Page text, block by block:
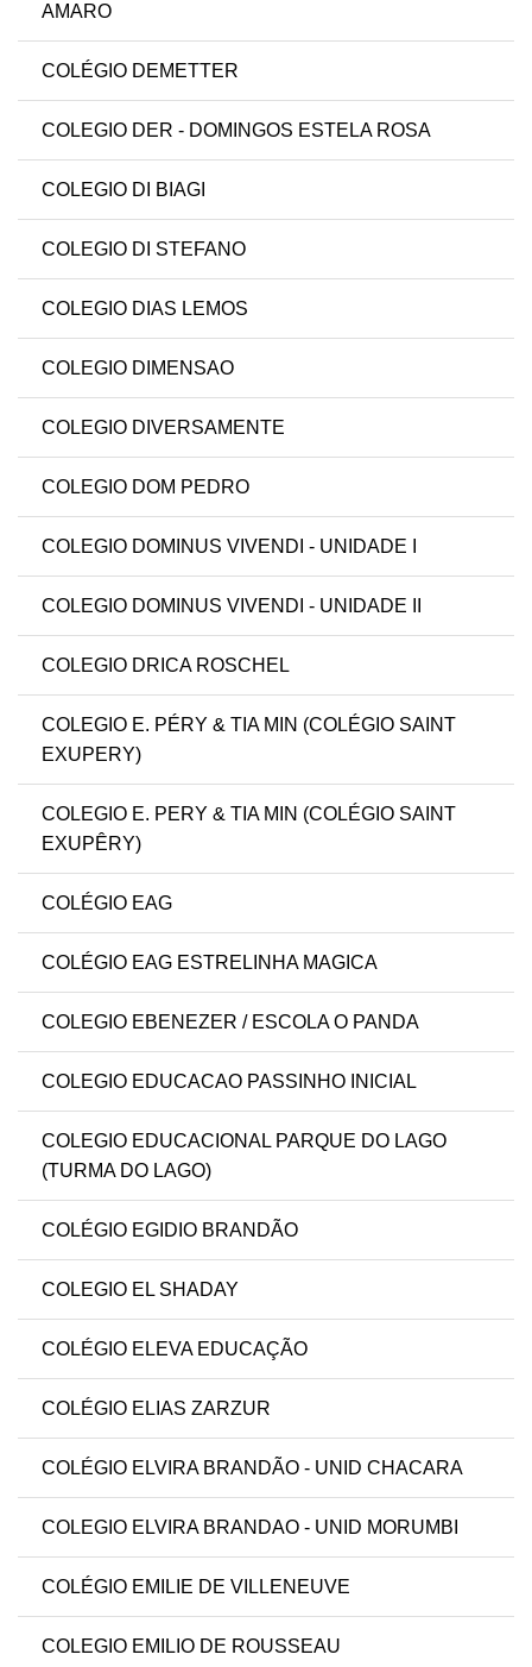
AMARO
COLÉGIO DEMETTER
COLEGIO DER - DOMINGOS ESTELA ROSA
COLEGIO DI BIAGI
COLEGIO DI STEFANO
COLEGIO DIAS LEMOS
COLEGIO DIMENSAO
COLEGIO DIVERSAMENTE
COLEGIO DOM PEDRO
COLEGIO DOMINUS VIVENDI - UNIDADE I
COLEGIO DOMINUS VIVENDI - UNIDADE II
COLEGIO DRICA ROSCHEL
COLEGIO E. PÉRY & TIA MIN (COLÉGIO SAINT
EXUPERY)
COLEGIO E. PERY & TIA MIN (COLÉGIO SAINT
EXUPÊRY)
COLÉGIO EAG
COLÉGIO EAG ESTRELINHA MAGICA
COLEGIO EBENEZER / ESCOLA O PANDA
COLEGIO EDUCACAO PASSINHO INICIAL
COLEGIO EDUCACIONAL PARQUE DO LAGO
(TURMA DO LAGO)
COLÉGIO EGIDIO BRANDÃO
COLEGIO EL SHADAY
COLÉGIO ELEVA EDUCAÇÃO
COLÉGIO ELIAS ZARZUR
COLÉGIO ELVIRA BRANDÃO - UNID CHACARA
COLEGIO ELVIRA BRANDAO - UNID MORUMBI
COLÉGIO EMILIE DE VILLENEUVE
COLEGIO EMILIO DE ROUSSEAU